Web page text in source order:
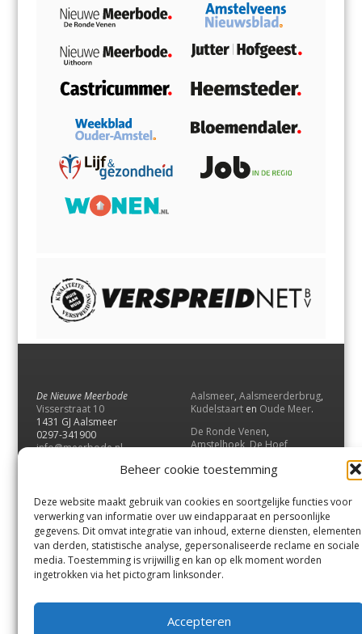
Beheer cookie toestemming
Deze website maakt gebruik van cookies en soortgelijke functies voor
verwerking van informatie over uw eindapparaat en persoonlijke
gegevens. Dit omvat integratie van inhoud, externe diensten, elementen
van derden, statistische analyse, gepersonaliseerde reclame en sociale
media. Toestemming is vrijwillig en kan op elk moment worden
ingetrokken via het pictogram linksonder.
Accepteren
De Nieuwe Meerbode
Visserstraat 10
1431 GJ Aalsmeer
0297-341900
info@meerbode.nl
Aalsmeer, Aalsmeerderbrug,
Kudelstaart en Oude Meer.
De Ronde Venen,
Amstelhoek,De Hoef,
Vrouwenakker,Waverveen
UithoornenDe Kwakel.
Contact
Andere uitgaven
Bezorgklacht
Vacatures
Voorwaarden
Privacyverklaring